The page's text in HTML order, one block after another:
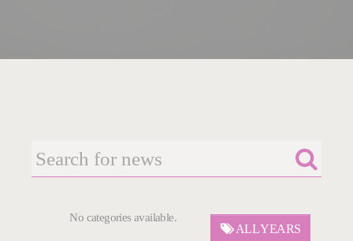
No categories available.
ALL YEARS